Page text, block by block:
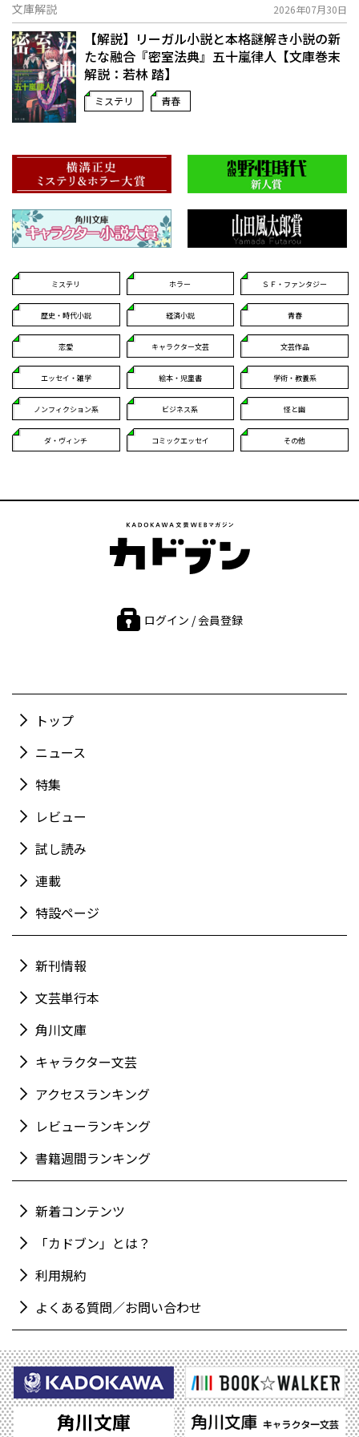
文庫解説 2026年07月30日
【解説】リーガル小説と本格謎解き小説の新
たな融合――『密室法典』五十嵐律人【文庫巻末
解説：若林 踏】
ミステリ 青春
ミステリ ホラー ＳＦ・ファンタジー
歴史・時代小説 経済小説 青春
恋愛 キャラクター文芸 文芸作品
エッセイ・雑学 絵本・児童書 学術・教養系
ノンフィクション系 ビジネス系 怪と幽
ダ・ヴィンチ コミックエッセイ その他
ログイン / 会員登録
トップ
ニュース
特集
レビュー
試し読み
連載
特設ページ
新刊情報
文芸単行本
角川文庫
キャラクター文芸
アクセスランキング
レビューランキング
書籍週間ランキング
新着コンテンツ
「カドブン」とは？
利用規約
よくある質問／お問い合わせ